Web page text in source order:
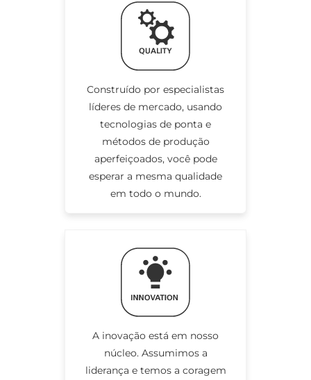
Construído por especialistas
líderes de mercado, usando
tecnologias de ponta e
métodos de produção
aperfeiçoados, você pode
esperar a mesma qualidade
em todo o mundo.
A inovação está em nosso
núcleo. Assumimos a
liderança e temos a coragem